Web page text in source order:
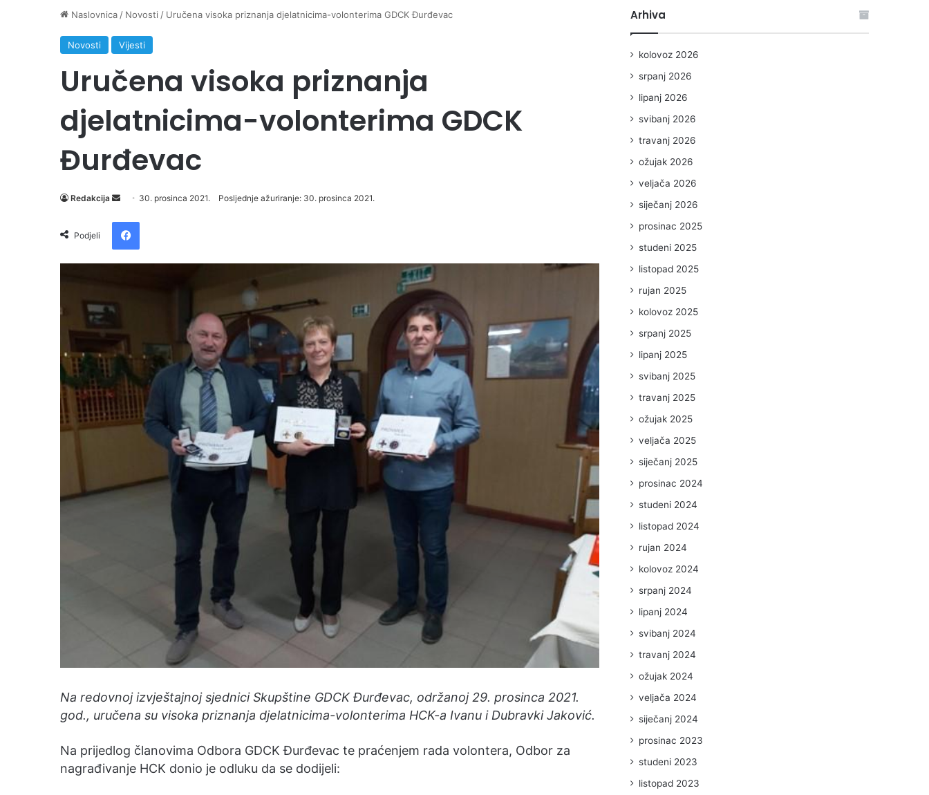
Naslovnica / Novosti / Uručena visoka priznanja djelatnicima-volonterima GDCK Đurđevac
Novosti Vijesti
Uručena visoka priznanja
djelatnicima-volonterima GDCK
Đurđevac
Redakcija
Send
email
30. prosinca 2021. Posljednje ažuriranje: 30. prosinca 2021.
Podjeli
Facebook
Na redovnoj izvještajnoj sjednici Skupštine GDCK Đurđevac, održanoj 29. prosinca 2021.
god., uručena su visoka priznanja djelatnicima-volonterima HCK-a Ivanu i Dubravki Jaković.
Na prijedlog članovima Odbora GDCK Đurđevac te praćenjem rada volontera, Odbor za
nagrađivanje HCK donio je odluku da se dodijeli:
Arhiva
kolovoz 2026
srpanj 2026
lipanj 2026
svibanj 2026
travanj 2026
ožujak 2026
veljača 2026
siječanj 2026
prosinac 2025
studeni 2025
listopad 2025
rujan 2025
kolovoz 2025
srpanj 2025
lipanj 2025
svibanj 2025
travanj 2025
ožujak 2025
veljača 2025
siječanj 2025
prosinac 2024
studeni 2024
listopad 2024
rujan 2024
kolovoz 2024
srpanj 2024
lipanj 2024
svibanj 2024
travanj 2024
ožujak 2024
veljača 2024
siječanj 2024
prosinac 2023
studeni 2023
listopad 2023